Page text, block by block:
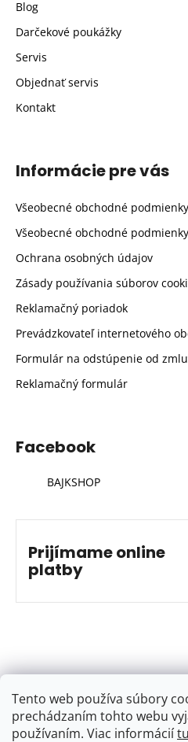
Tento web používa súbory
prechádzaním tohto webu
používaním. Viac informáciítu
Blog
Darčekové poukážky
Servis
Objednať servis
Kontakt
Informácie pre vás
Všeobecné obchodné podmienky
Všeobecné obchodné
Ochrana osobných údajov
Zásady používania súborov
Reklamačný poriadok
Prevádzkovateľ internetového
Formulár na odstúpenie od
Reklamačný formulár
Facebook
BAJKSHOP
Prijímame online
platby